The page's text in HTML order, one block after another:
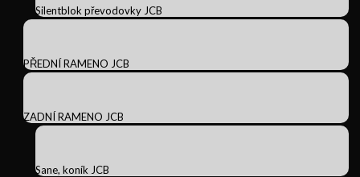
Silentblok převodovky JCB
PŘEDNÍ RAMENO JCB
ZADNÍ RAMENO JCB
Sane, koník JCB